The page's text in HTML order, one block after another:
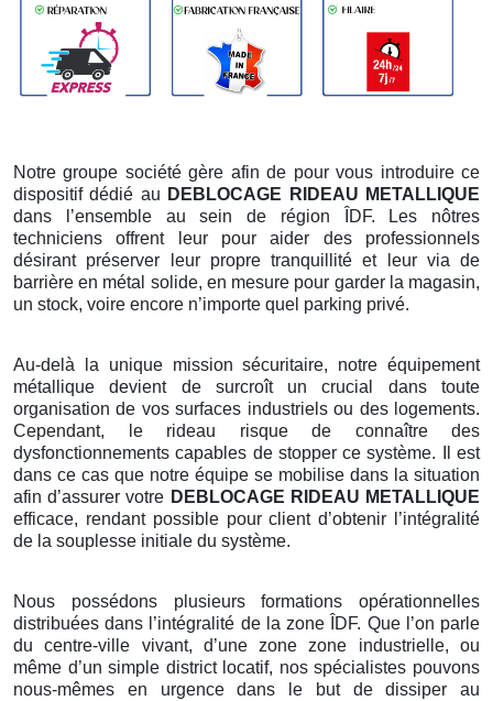
Notre groupe société gère afin de pour vous introduire ce
dispositif dédié au DEBLOCAGE RIDEAU METALLIQUE
dans l’ensemble au sein de région ÎDF. Les nôtres
techniciens offrent leur pour aider des professionnels
désirant préserver leur propre tranquillité et leur via de
barrière en métal solide, en mesure pour garder la magasin,
un stock, voire encore n’importe quel parking privé.
Au-delà la unique mission sécuritaire, notre équipement
métallique devient de surcroît un crucial dans toute
organisation de vos surfaces industriels ou des logements.
Cependant, le rideau risque de connaître des
dysfonctionnements capables de stopper ce système. Il est
dans ce cas que notre équipe se mobilise dans la situation
afin d’assurer votre DEBLOCAGE RIDEAU METALLIQUE
efficace, rendant possible pour client d’obtenir l’intégralité
de la souplesse initiale du système.
Nous possédons plusieurs formations opérationnelles
distribuées dans l’intégralité de la zone ÎDF. Que l’on parle
du centre-ville vivant, d’une zone zone industrielle, ou
même d’un simple district locatif, nos spécialistes pouvons
nous-mêmes en urgence dans le but de dissiper au